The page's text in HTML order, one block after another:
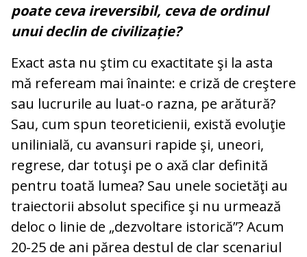
poate ceva ireversibil, ceva de ordinul
unui declin de civilizație?
Exact asta nu ştim cu exactitate şi la asta
mă refeream mai înainte: e criză de creştere
sau lucrurile au luat-o razna, pe arătură?
Sau, cum spun teoreticienii, există evoluţie
unilinială, cu avansuri rapide şi, uneori,
regrese, dar totuşi pe o axă clar definită
pentru toată lumea? Sau unele societăţi au
traiectorii absolut specifice şi nu urmează
deloc o linie de „dezvoltare istorică”? Acum
20-25 de ani părea destul de clar scenariul